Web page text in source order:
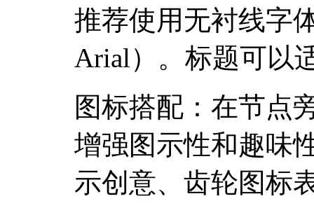
推荐使用无衬线字
Arial）。标题可以
图标搭配：在节点
增强图示性和趣味
示创意、齿轮图标